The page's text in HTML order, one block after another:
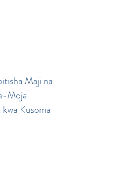
Maji na
Moja
Kusoma